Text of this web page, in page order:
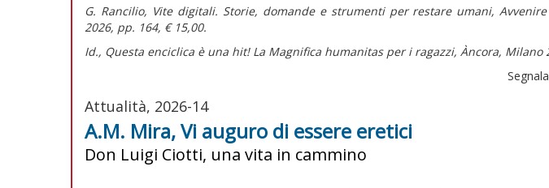
G. Rancilio, Vite digitali. Storie, domande e strumenti per restare umani,
2026, pp. 164, € 15,00.
Id., Questa enciclica è una hit! La Magnifica humanitas per i ragazzi, Àncora, Milano
Attualità, 2026-14
A.M. Mira, Vi auguro di essere eretici
Don Luigi Ciotti, una vita in cammino